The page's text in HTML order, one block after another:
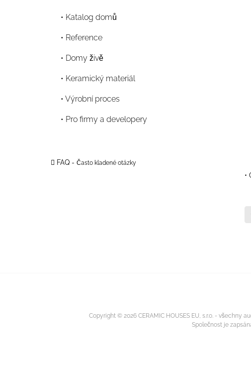
Katalog domů
Reference
Domy živě
Keramický materiál
Výrobní proces
Pro firmy a developery
FAQ - Často kladené otázky
•
Copyright © 2026 CERAMIC HOUSES EU, s.r.o. -
Společnost je